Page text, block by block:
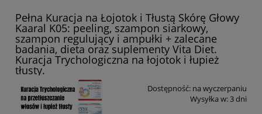
Pełna Kuracja na Łojotok i Tłustą Skórę Głowy
Kaaral K05: peeling, szampon siarkowy,
szampon regulujący i ampułki + zalecane
badania, dieta oraz suplementy Vita Diet.
Kuracja Trychologiczna na łojotok i łupież
tłusty.
Dostępność: na wyczerpaniu
Wysyłka w:3 dni